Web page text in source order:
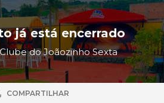
já está encerrado
do Joãozinho Sexta
COMPARTILHAR